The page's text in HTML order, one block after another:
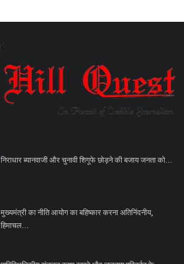
निराधार ब्यानवाजी और चुनावी शिगूफे छोड़ने की बजाय जनता को...
मुख्यमंत्री का नीति आयोग का बहिष्कार करना अतिनिंदनीय,
हिमाचल...